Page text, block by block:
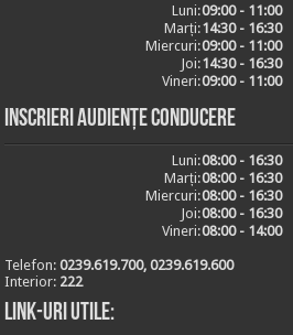
Luni:09:00 - 11:00
Marți:14:30 - 16:30
Miercuri:09:00 - 11:00
Joi:14:30 - 16:30
Vineri:09:00 - 11:00
Inscrieri audiențe conducere
Luni:08:00 - 16:30
Marți:08:00 - 16:30
Miercuri:08:00 - 16:30
Joi:08:00 - 16:30
Vineri:08:00 - 14:00
Telefon:0239.619.700, 0239.619.600
Interior: 222
Link-uri utile: